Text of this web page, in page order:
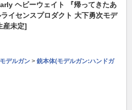
ヘビーウェイト 『帰ってきたあ
イセンスプロダクト 大下勇次モデ
産未定]
モデルガン > 銃本体(モデルガン:ハンドガ